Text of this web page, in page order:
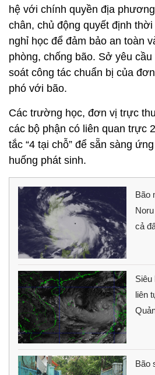
hệ với chính quyền địa
chân, chủ động quyết định
nghỉ học để đảm bảo an toàn
phòng, chống bão. Sở yêu
soát công tác chuẩn bị của
phó với bão.
Các trường học, đơn vị trực
các bộ phận có liên quan trực
tắc “4 tại chỗ” để sẵn sàng
huống phát sinh.
Bão
cả
Siêu
liên
Bão